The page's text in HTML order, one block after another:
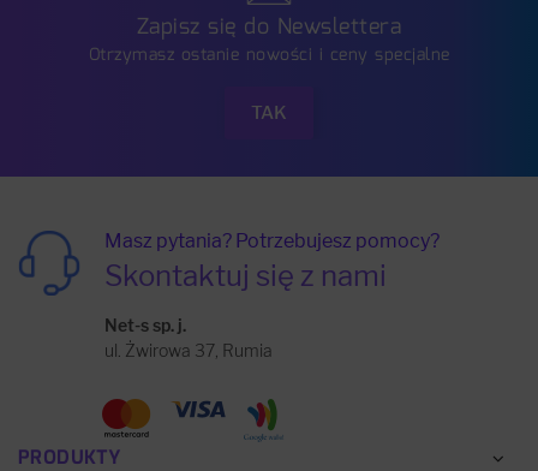
Zapisz się do Newslettera
Otrzymasz ostanie nowości i ceny specjalne
Masz pytania? Potrzebujesz pomocy?
Skontaktuj się z nami
Net-s sp. j.
ul. Żwirowa 37, Rumia
PRODUKTY